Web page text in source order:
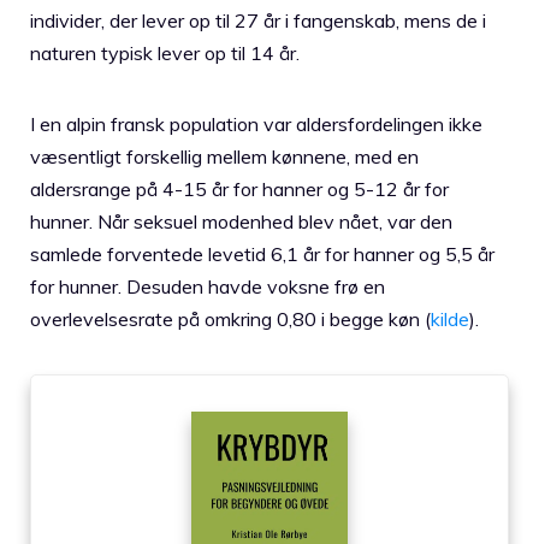
individer, der lever op til 27 år i fangenskab, mens de i
naturen typisk lever op til 14 år.
I en alpin fransk population var aldersfordelingen ikke
væsentligt forskellig mellem kønnene, med en
aldersrange på 4-15 år for hanner og 5-12 år for
hunner. Når seksuel modenhed blev nået, var den
samlede forventede levetid 6,1 år for hanner og 5,5 år
for hunner. Desuden havde voksne frø en
overlevelsesrate på omkring 0,80 i begge køn (kilde).